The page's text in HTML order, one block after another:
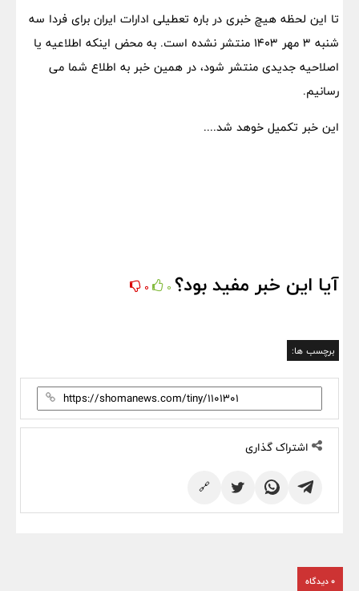
تا این لحظه هیچ خبری در باره تعطیلی ادارات ایران برای فردا سه
شنبه 3 مهر 1403 منتشر نشده است. به محض اینکه اطلاعیه یا
اصلاحیه جدیدی منتشر شود، در همین خبر به اطلاع شما می
رسانیم.
این خبر تکمیل خوهد شد....
آیا این خبر مفید بود؟ 0
0
برچسب ها:
اشتراک گذاری
🔗
0 دیدگاه